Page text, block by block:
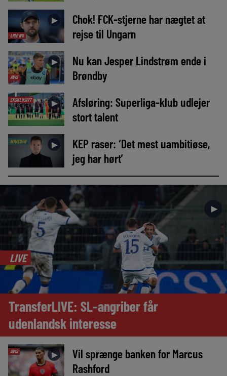
LIGE NU
►
Chok! FCK-stjerne har nægtet at
rejse til Ungarn
AVIS
►
Nu kan Jesper Lindstrøm ende i
Brøndby
EKSKLUSIVT ►
Afsløring: Superliga-klub udlejer
stort talent
NYHEDER ►
KEP raser: ‘Det mest uambitiøse,
jeg har hørt’
►
LIVE
TransferLIVE: SL-angriber får
udenlandsk interesse
AVIS ►
Vil sprænge banken for Marcus
Rashford